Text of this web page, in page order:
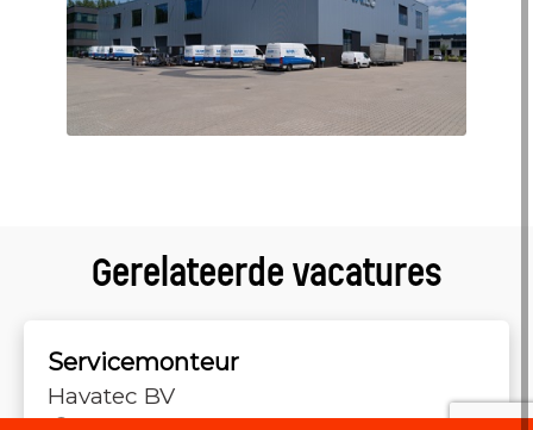
Gerelateerde vacatures
Servicemonteur
Havatec BV